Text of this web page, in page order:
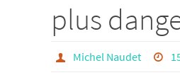
plus
Michel Naudet